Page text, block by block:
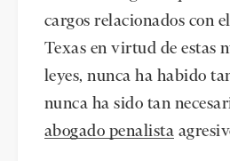
cargos relacionados con
Texas en virtud de estas
leyes, nunca ha habido
nunca ha sido tan
abogado penalista